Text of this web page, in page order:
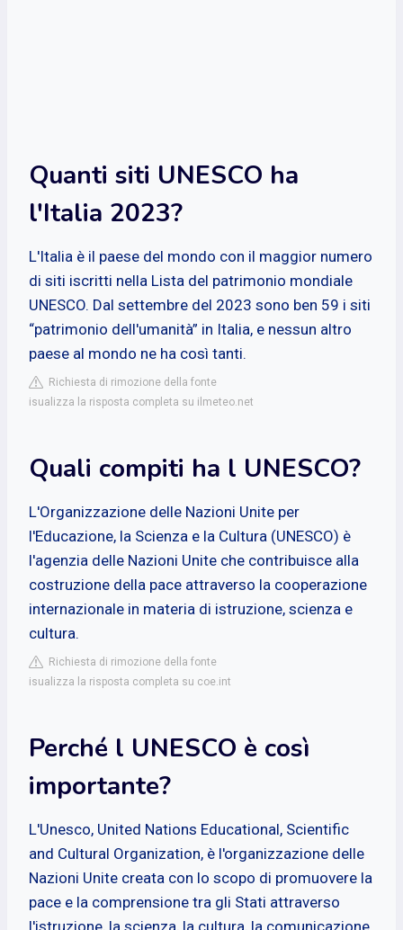
Quanti siti UNESCO ha
l'Italia 2023?
L'Italia è il paese del mondo con il maggior numero
di siti iscritti nella Lista del patrimonio mondiale
UNESCO. Dal settembre del 2023 sono ben 59 i siti
“patrimonio dell'umanità” in Italia, e nessun altro
paese al mondo ne ha così tanti.
Richiesta di rimozione della fonte
isualizza la risposta completa su ilmeteo.net
Quali compiti ha l UNESCO?
L'Organizzazione delle Nazioni Unite per
l'Educazione, la Scienza e la Cultura (UNESCO) è
l'agenzia delle Nazioni Unite che contribuisce alla
costruzione della pace attraverso la cooperazione
internazionale in materia di istruzione, scienza e
cultura.
Richiesta di rimozione della fonte
isualizza la risposta completa su coe.int
Perché l UNESCO è così
importante?
L'Unesco, United Nations Educational, Scientific
and Cultural Organization, è l'organizzazione delle
Nazioni Unite creata con lo scopo di promuovere la
pace e la comprensione tra gli Stati attraverso
l'istruzione, la scienza, la cultura, la comunicazione